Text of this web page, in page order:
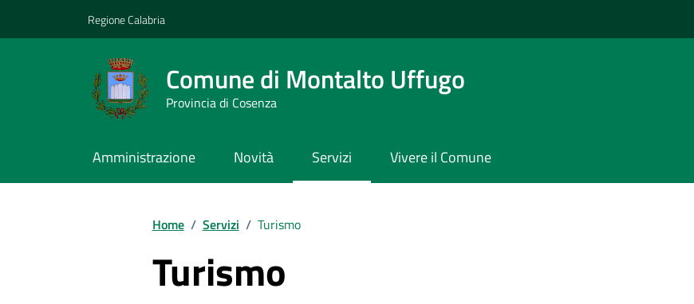
Regione Calabria
Comune di Montalto Uffugo
Provincia di Cosenza
Amministrazione Novità Servizi Vivere il Comune
Home / Servizi / Turismo
Turismo